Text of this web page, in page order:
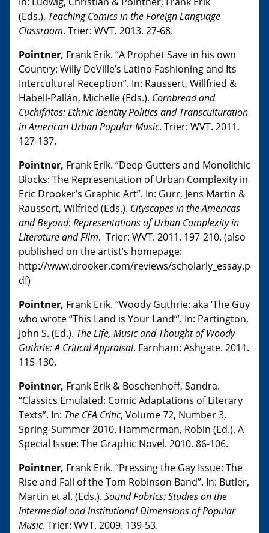
(Eds.). Teaching Comics in the Foreign Language
Classroom. Trier: WVT. 2013. 27-68.
Pointner, Frank Erik. “A Prophet Save in his own
Country: Willy DeVille’s Latino Fashioning and Its
Intercultural Reception”. In: Raussert, Willfried &
Habell-Pallán, Michelle (Eds.). Cornbread and
Cuchifritos: Ethnic Identity Politics and Transculturation
in American Urban Popular Music. Trier: WVT. 2011.
127-137.
Pointner, Frank Erik. “Deep Gutters and Monolithic
Blocks: The Representation of Urban Complexity in
Eric Drooker’s Graphic Art”. In: Gurr, Jens Martin &
Raussert, Wilfried (Eds.). Cityscapes in the Americas
and Beyond: Representations of Urban Complexity in
Literature and Film. Trier: WVT. 2011. 197-210. (also
published on the artist’s homepage:
http://www.drooker.com/reviews/scholarly_essay.p
df)
Pointner, Frank Erik. “Woody Guthrie: aka ‘The Guy
who wrote “This Land is Your Land”’. In: Partington,
John S. (Ed.). The Life, Music and Thought of Woody
Guthrie: A Critical Appraisal. Farnham: Ashgate. 2011.
115-130.
Pointner, Frank Erik & Boschenhoff, Sandra.
“Classics Emulated: Comic Adaptations of Literary
Texts”. In: The CEA Critic, Volume 72, Number 3,
Spring-Summer 2010. Hammerman, Robin (Ed.). A
Special Issue: The Graphic Novel. 2010. 86-106.
Pointner, Frank Erik. “Pressing the Gay Issue: The
Rise and Fall of the Tom Robinson Band”. In: Butler,
Martin et al. (Eds.). Sound Fabrics: Studies on the
Intermedial and Institutional Dimensions of Popular
Music. Trier: WVT. 2009. 139-53.